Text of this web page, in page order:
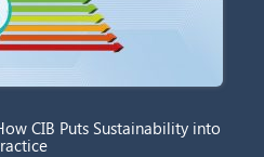
CIB Puts Sustainability into